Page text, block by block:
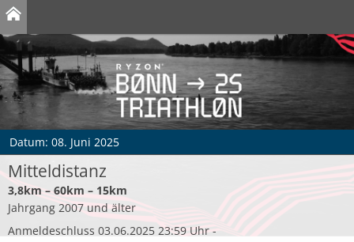
Datum: 08. Juni 2025
Mitteldistanz
3,8km – 60km – 15km
Jahrgang 2007 und älter
Anmeldeschluss 03.06.2025 23:59 Uhr -